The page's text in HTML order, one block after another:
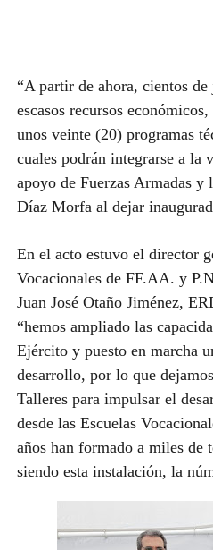
“A partir de ahora, cientos
escasos recursos
unos veinte (20) programas
cuales podrán integrarse a la
apoyo de Fuerzas Armadas
Díaz Morfa al dejar
En el acto estuvo el director
Vocacionales de FF.AA. y
Juan José Otaño Jiménez,
“hemos ampliado las
Ejército y puesto en marcha
desarrollo, por lo que
Talleres para impulsar el
desde las Escuelas
años han formado a miles de
siendo esta instalación, la